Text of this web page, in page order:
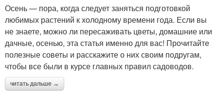
Осень — пора, когда следует заняться подготовкой
любимых растений к холодному времени года. Если вы
не знаете, можно ли пересаживать цветы, домашние или
дачные, осенью, эта статья именно для вас! Прочитайте
полезные советы и расскажите о них своим подругам,
чтобы все были в курсе главных правил садоводов.
читать дальше →